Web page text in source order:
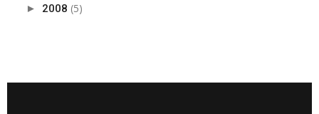
► 2008 (5)